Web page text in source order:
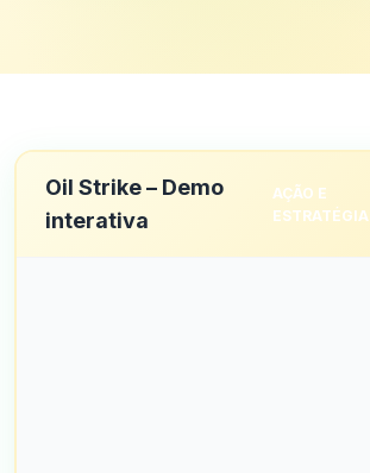
Oil Strike – Demo
interativa
AÇÃO E
ESTRATÉGIA